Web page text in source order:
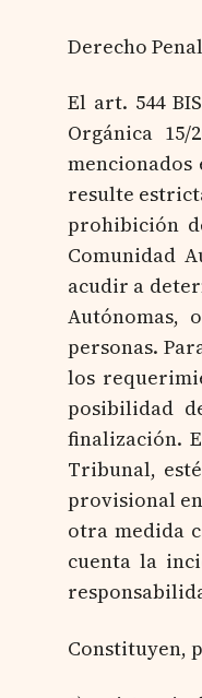
Derecho Penal
El art. 544
Orgánica
resulte
prohibición
Comunidad
acudir a
Autónomas,
personas.
los
posibilidad
finalización.
Tribunal,
provisional
otra medida
cuenta la
Constituyen,